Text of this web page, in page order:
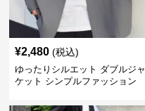
¥2,480 (税込)
ゆったりシルエット ダブルジャ
ケット シンプルファッション